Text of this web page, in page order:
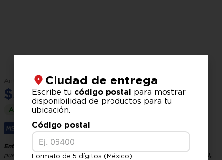
6,549 00
$5 399.00
Ahorra $ 1,150.00
Hasta6x$899.83sin interés.
Entrega GRATIS, recíbelo en 24 horas hábiles
puede variar según tu ubicación y logística.
Verifica tu código postal,
Ciudad de entrega
Escribe tu código postal
para mostrar
disponibilidad de productos para tu
ubicación.
Código postal
Formato de 5 dígitos (México)